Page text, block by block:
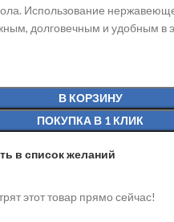
Использование
долговечным и удобным в
В КОРЗИНУ
ПОКУПКА В 1 КЛИК
в список желаний
этот товар прямо сейчас!